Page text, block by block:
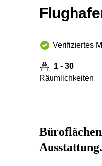
Verifiziertes
1 - 30
Räumlichkeiten
Ausstattung.